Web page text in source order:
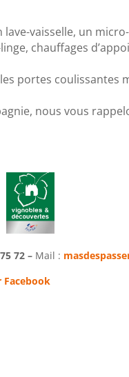
vaisselle, un
chauffages
portes coulissantes
nous vous
72 – Mail :
Facebook